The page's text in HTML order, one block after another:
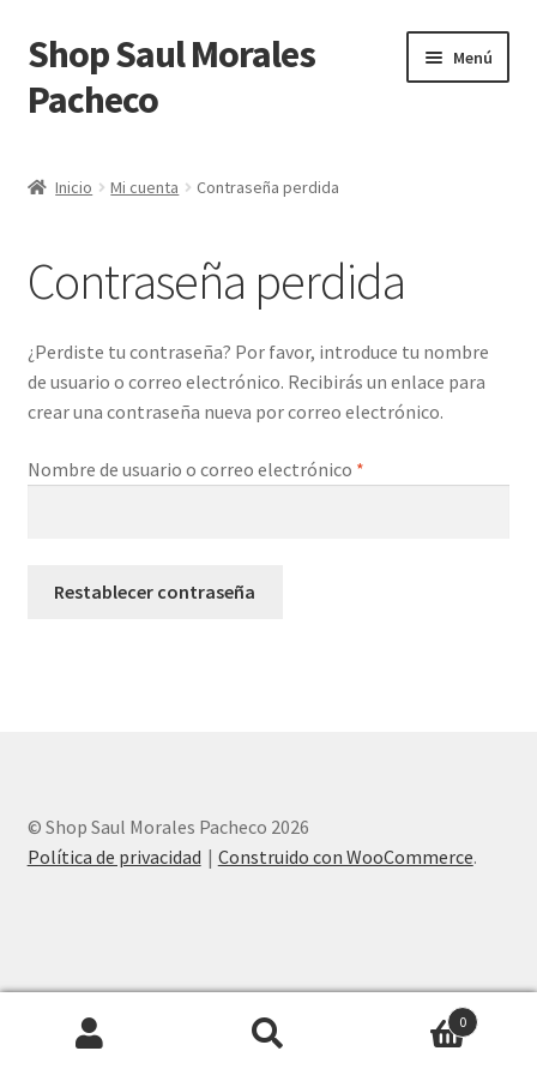
Ir
a
la
Ir
al
contenido
Shop Saul Morales
Pacheco
Menú
Carrito
Finalizar compra
Integration Alegra Woocommerce
Integration Siigo Woocommerce
Política de privacidad
Shipping Servientrega Woocommerce
Tienda
Inicio Mi cuenta Contraseña perdida
Contraseña perdida
¿Perdiste tu contraseña? Por favor, introduce tu nombre
de usuario o correo electrónico. Recibirás un enlace para
crear una contraseña nueva por correo electrónico.
Nombre de usuario o correo electrónico *Obligatorio
Restablecer contraseña
© Shop Saul Morales Pacheco 2026
Política de privacidad
Construido con WooCommerce.
0